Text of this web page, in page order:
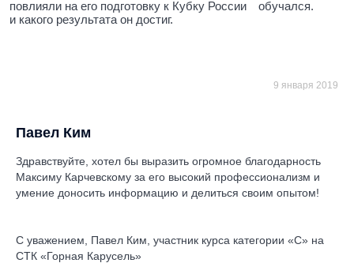
повлияли на его подготовку к Кубку России
и какого результата он достиг.
обучался.
9 января 2019
Павел Ким
Здравствуйте, хотел бы выразить огромное благодарность
Максиму Карчевскому за его высокий профессионализм и
умение доносить информацию и делиться своим опытом!
С уважением, Павел Ким, участник курса категории «С» на
СТК «Горная Карусель»